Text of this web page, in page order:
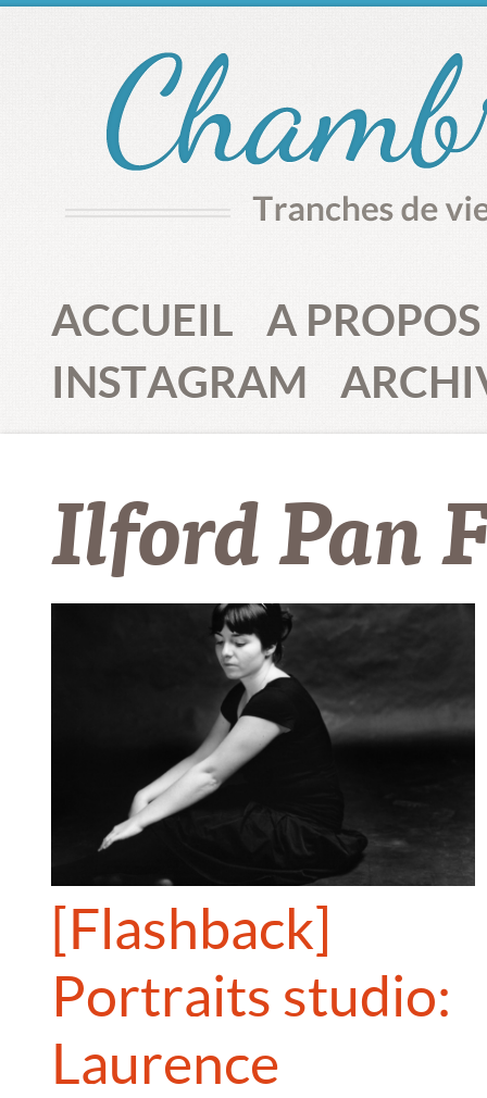
ACCUEIL
A PROPOS
INSTAGRAM
Ilford Pan
[Flashback]
Portraits studio:
Laurence